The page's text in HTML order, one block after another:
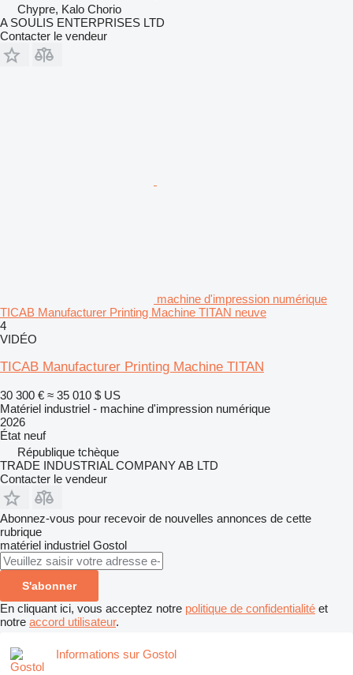
Chypre, Kalo Chorio
A SOULIS ENTERPRISES LTD
Contacter le vendeur
machine d'impression numérique
TICAB Manufacturer Printing Machine TITAN neuve
4
VIDÉO
TICAB Manufacturer Printing Machine TITAN
30 300 € ≈ 35 010 $ US
Matériel industriel - machine d'impression numérique
2026
État neuf
République tchèque
TRADE INDUSTRIAL COMPANY AB LTD
Contacter le vendeur
Abonnez-vous pour recevoir de nouvelles annonces de cette
rubrique
matériel industriel Gostol
S'abonner
En cliquant ici, vous acceptez notre politique de confidentialité et
notre accord utilisateur.
Informations sur Gostol